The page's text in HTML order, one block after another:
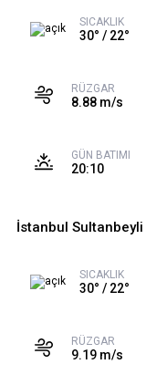
SICAKLIK
30° / 22°
RÜZGAR
8.88 m/s
GÜN BATIMI
20:10
İstanbul
SICAKLIK
30° / 22°
RÜZGAR
9.19 m/s